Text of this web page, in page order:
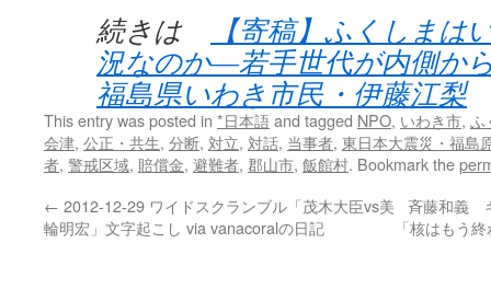
続きは
【寄稿】ふくしまは
況なのか―若手世代が内側
福島県いわき市民・伊藤江梨
This entry was posted in *日本語and tagged NPO, いわき市, ふ
会津, 公正・共生, 分断, 対立, 対話, 当事者, 東日本大震災・福島
者, 警戒区域, 賠償金, 避難者, 郡山市, 飯館村. Bookmark the
← 2012-12-29 ワイドスクランブル「茂木大臣vs美
輪明宏」文字起こし via vanacoralの日記
斉藤和義
「核はもう